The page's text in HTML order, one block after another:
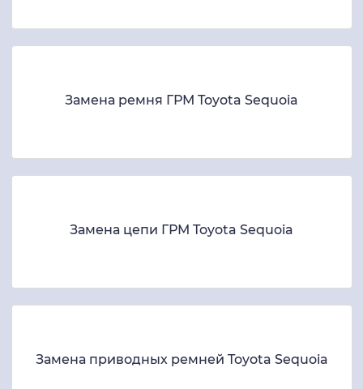
Замена ремня ГРМ Toyota Sequoia
Замена цепи ГРМ Toyota Sequoia
Замена приводных ремней Toyota Sequoia